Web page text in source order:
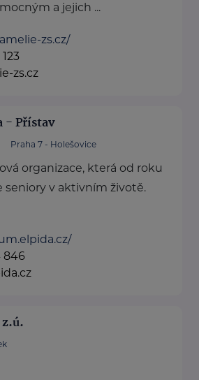
a jejich ...
zs.cz/
zs.cz
- Přístav
Praha 7 - Holešovice
organizace, která od roku
seniory v aktivním životě.
846